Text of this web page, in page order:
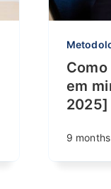
em
2025]
9